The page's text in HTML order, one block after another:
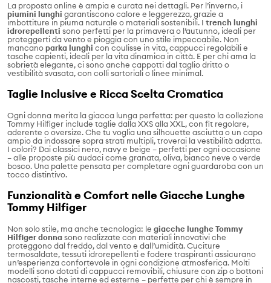
La proposta online è ampia e curata nei dettagli. Per l’inverno, i
piumini lunghi garantiscono calore e leggerezza, grazie a
imbottiture in piuma naturale o materiali sostenibili. I trench lunghi
idrorepellenti sono perfetti per la primavera o l’autunno, ideali per
proteggerti da vento e pioggia con uno stile impeccabile. Non
mancanoparka lunghi con coulisse in vita, cappucci regolabili e
tasche capienti, ideali per la vita dinamica in città. E per chi ama la
sobrietà elegante, ci sono anche cappotti dal taglio dritto o
vestibilità svasata, con colli sartoriali o linee minimal.
Taglie Inclusive e Ricca Scelta Cromatica
Ogni donna merita la giacca lunga perfetta: per questo la collezione
Tommy Hilfiger include taglie dalla XXS alla XXL, con fit regolare,
aderente o oversize. Che tu voglia una silhouette asciutta o un capo
ampio da indossare sopra strati multipli, troverai la vestibilità adatta.
I colori? Dai classici nero, navy e beige – perfetti per ogni occasione
– alle proposte più audaci come granata, oliva, bianco neve o verde
bosco. Una palette pensata per completare ogni guardaroba con un
tocco distintivo.
Funzionalità e Comfort nelle Giacche Lunghe
Tommy Hilfiger
Non solo stile, ma anche tecnologia: le giacche lunghe Tommy
Hilfiger donnasono realizzate con materiali innovativi che
proteggono dal freddo, dal vento e dall’umidità. Cuciture
termosaldate, tessuti idrorepellenti e fodere traspiranti assicurano
un’esperienza confortevole in ogni condizione atmosferica. Molti
modelli sono dotati di cappucci removibili, chiusure con zip o bottoni
nascosti, tasche interne ed esterne – perfette per chi è sempre in